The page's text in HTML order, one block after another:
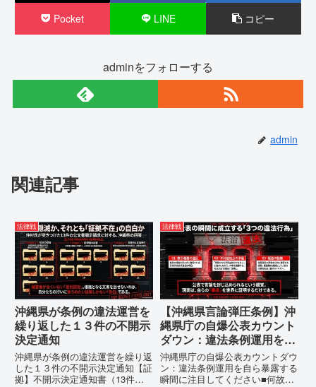
Pocket LINE コピー
adminをフォローする
admin
関連記事
法律戦
沖縄県が条例の違法運営を
繰り返した１３件の不開示
決定通知
沖縄県が条例の違法運営を繰り返
した１３件の不開示決定通知【証
拠】不開示決定通知書（13件）
法律戦
【沖縄県言論弾圧条例】沖
縄県庁の自爆公表カウント
ダウン：違法条例運用を自
ら暴露する瞬間に注目して
ください
沖縄県庁の自爆公表カウントダウ
ン：違法条例運用を自ら暴露する
瞬間に注目してください■何故、